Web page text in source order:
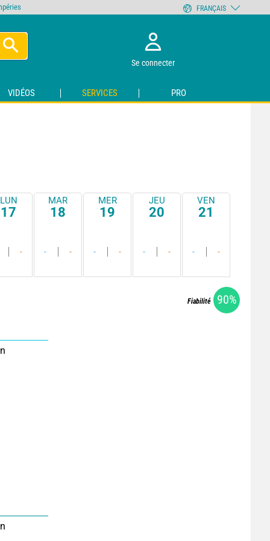
Se connecter
VIDÉOS SERVICES PRO
LUN
17
-
MAR
18
- -
MER
19
- -
JEU
20
- -
VEN
21
- -
Fiabilité 90%
FRANÇAIS